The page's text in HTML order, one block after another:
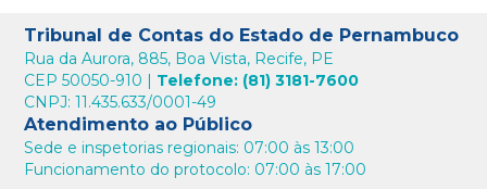
Tribunal de Contas do Estado de Pernambuco
Rua da Aurora, 885, Boa Vista, Recife, PE
CEP 50050-910 | Telefone: (81) 3181-7600
CNPJ: 11.435.633/0001-49
Atendimento ao Público
Sede e inspetorias regionais: 07:00 às 13:00
Funcionamento do protocolo: 07:00 às 17:00